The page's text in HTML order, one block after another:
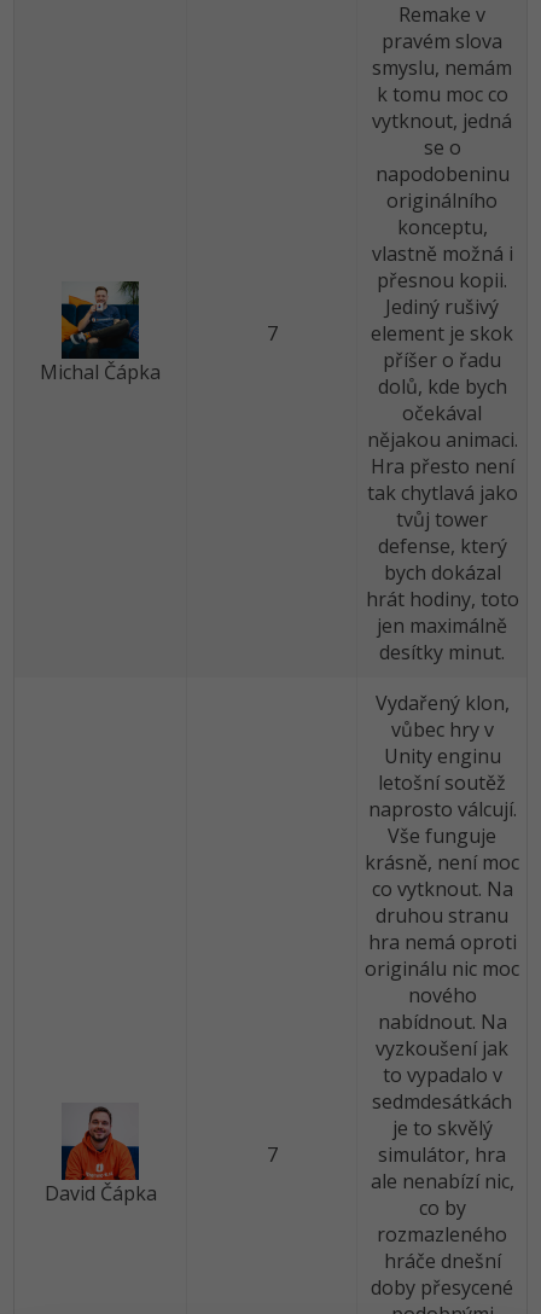
Windows
Linux
Fórum
Michal Čápka
7
Remake v
pravém slova
smyslu, nemám
k tomu moc co
vytknout, jedná
se o
napodobeninu
originálního
konceptu,
vlastně možná i
přesnou kopii.
Jediný rušivý
element je skok
příšer o řadu
dolů, kde bych
očekával
nějakou animaci.
Hra přesto není
tak chytlavá jako
tvůj tower
defense, který
bych dokázal
hrát hodiny, toto
jen maximálně
desítky minut.
David Čápka
7
Vydařený klon,
vůbec hry v
Unity enginu
letošní soutěž
naprosto válcují.
Vše funguje
krásně, není moc
co vytknout. Na
druhou stranu
hra nemá oproti
originálu nic moc
nového
nabídnout. Na
vyzkoušení jak
to vypadalo v
sedmdesátkách
je to skvělý
simulátor, hra
ale nenabízí nic,
co by
rozmazleného
hráče dnešní
doby přesycené